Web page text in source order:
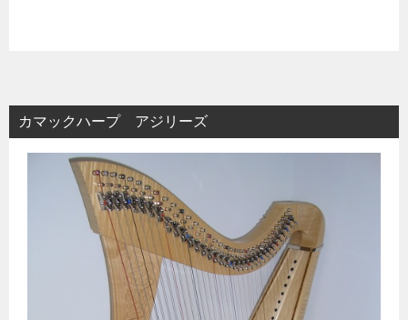
カマックハープ アジリーズ